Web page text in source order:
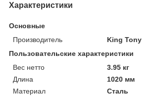
Характеристики
Основные
Производитель
King Tony
Пользовательские характеристики
Вес нетто
3.95 кг
Длина
1020 мм
Материал
Сталь